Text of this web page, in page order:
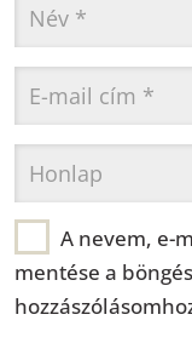
A nevem, e-
mentése a